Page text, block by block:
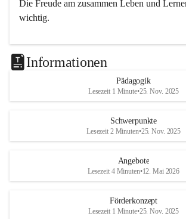
Die Freude am zusammen Leben und
wichtig.
Informationen
Pädagogik
Lesezeit 1 Minute•25. Nov. 2025
Schwerpunkte
Lesezeit 2 Minuten•25. Nov. 2025
Angebote
Lesezeit 4 Minuten•12. Mai 2026
Förderkonzept
Lesezeit 1 Minute•25. Nov. 2025